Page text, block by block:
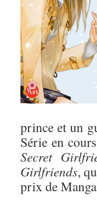
prince et un
Série en
Secret
Girlfriends,
prix de